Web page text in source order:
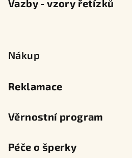
Vazby - vzory řetízků
Nákup
Reklamace
Věrnostní program
Péče o šperky